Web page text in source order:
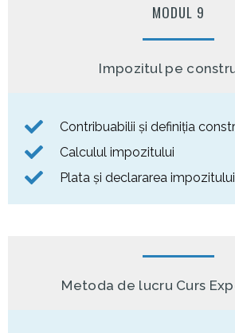
MODUL 9
Impozitul pe
Contribuabilii și definiția
Calculul impozitului
Plata și declararea impozitului
Metoda de lucru Curs